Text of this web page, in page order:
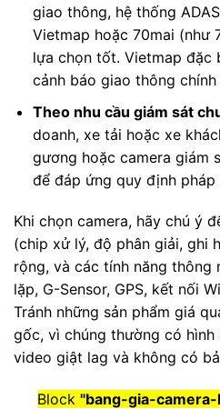
giao thông, hệ thống
Vietmap hoặc 70mai (như
lựa chọn tốt. Vietmap đặc
cảnh báo giao thông
Theo nhu cầu giám sát
doanh, xe tải hoặc xe
gương hoặc camera giám
để đáp ứng quy định pháp
Khi chọn camera, hãy chú ý
(chip xử lý, độ phân giải, ghi
rộng, và các tính năng thông
lặp, G-Sensor, GPS, kết nối
Tránh những sản phẩm giá
gốc, vì chúng thường có hình
video giật lag và không có
Block "bang-gia-